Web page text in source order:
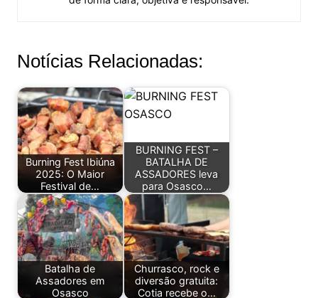
Notícias Relacionadas:
Burning Fest Ibiúna
2025: O Maior
Festival de…
BURNING FEST –
BATALHA DE
ASSADORES leva
para Osasco…
Batalha de
Assadores em
Osasco
Churrasco, rock e
diversão gratuita:
Cotia recebe o…